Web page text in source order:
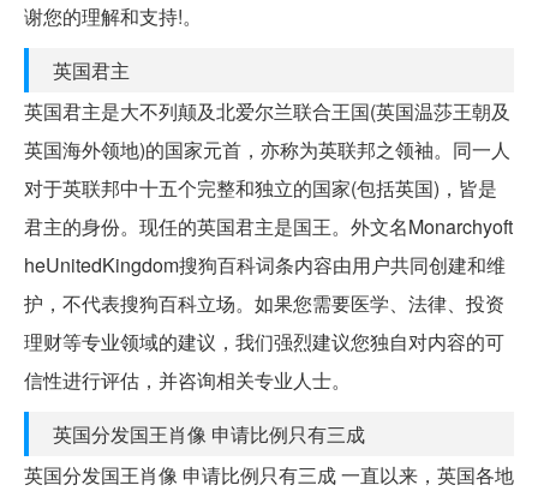
谢您的理解和支持!。
英国君主
英国君主是大不列颠及北爱尔兰联合王国(英国温莎王朝及
英国海外领地)的国家元首，亦称为英联邦之领袖。同一人
对于英联邦中十五个完整和独立的国家(包括英国)，皆是
君主的身份。现任的英国君主是国王。外文名Monarchyoft
heUnitedKingdom搜狗百科词条内容由用户共同创建和维
护，不代表搜狗百科立场。如果您需要医学、法律、投资
理财等专业领域的建议，我们强烈建议您独自对内容的可
信性进行评估，并咨询相关专业人士。
英国分发国王肖像 申请比例只有三成
英国分发国王肖像 申请比例只有三成 一直以来，英国各地